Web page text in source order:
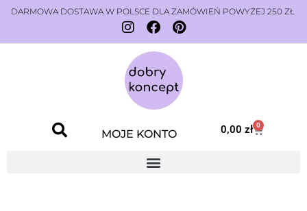
DARMOWA DOSTAWA W POLSCE DLA ZAMÓWIEŃ POWYŻEJ 250 ZŁ
MOJE KONTO 0,00zł 0